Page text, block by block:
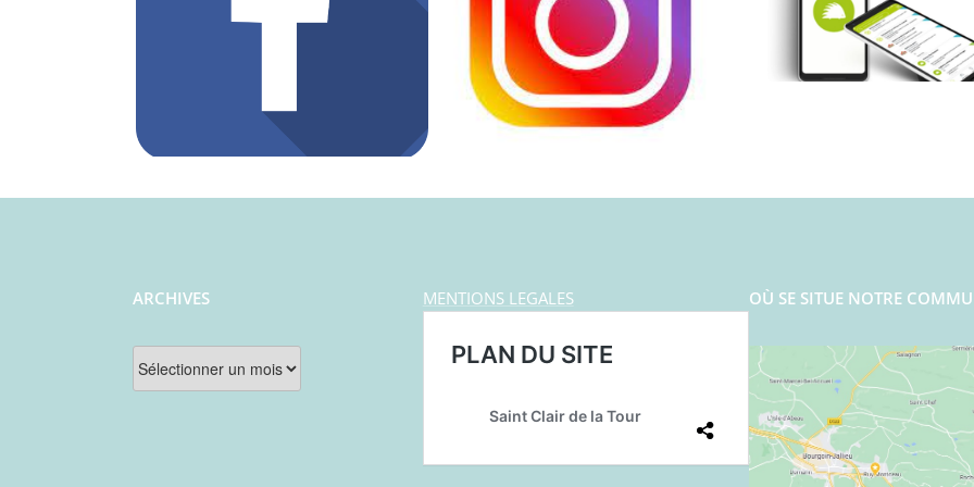
ARCHIVES
Archives
MENTIONS LEGALES OÙ SE SITUE NOTRE